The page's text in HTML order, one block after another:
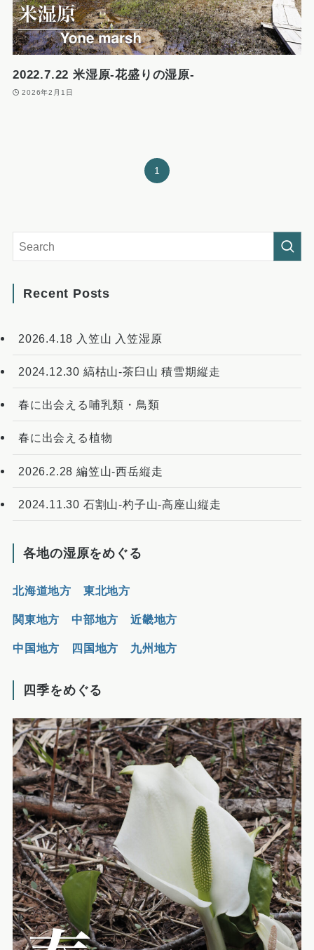
2022.7.22 米湿原-花盛りの湿原-
2026年2月1日
1
Recent Posts
2026.4.18 入笠山 入笠湿原
2024.12.30 縞枯山-茶臼山 積雪期縦走
春に出会える哺乳類・鳥類
春に出会える植物
2026.2.28 編笠山-西岳縦走
2024.11.30 石割山-杓子山-高座山縦走
各地の湿原をめぐる
北海道地方 東北地方
関東地方 中部地方 近畿地方
中国地方 四国地方 九州地方
四季をめぐる